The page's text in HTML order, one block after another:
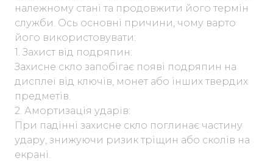
належному стані та продовжити його термін
служби. Ось основні причини, чому варто
його використовувати:
1. Захист від подряпин:
Захисне скло запобігає появі подряпин на
дисплеї від ключів, монет або інших твердих
предметів.
2. Амортизація ударів:
При падінні захисне скло поглинає частину
удару, знижуючи ризик тріщин або сколів на
екрані.